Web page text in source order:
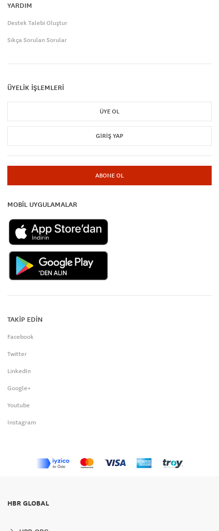
YARDIM
Destek Talebi Oluştur
Sıkça Sorulan Sorular
ÜYELİK İŞLEMLERİ
ÜYE OL
GIRIŞ YAP
ABONE OL
MOBİL UYGULAMALAR
TAKİP EDİN
Facebook
Twitter
LinkedIn
Google+
Youtube
Instagram
HBR GLOBAL